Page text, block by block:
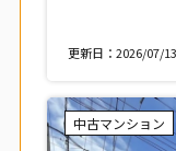
更新日：2026/07/13
中古マンション